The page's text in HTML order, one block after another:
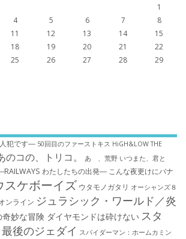
1
4 5 6 7
8
11 12 13 14
15
18 19 20 21
22
25 26 27 28
29
犯です― 50回目のファーストキス HiGH&LOW THE
のコの、トリコ。 あゝ、荒野 いつまた、君と
わたしたちの出発― こんな夜更けにバナ
スケボーイズ ウタモノガタリ オーシャンズ８
ンライン ジュラシック・ワールド／炎
奇妙な冒険 ダイヤモンドは砕けない スタ
後のジェダイ スパイダーマン：ホームカミン